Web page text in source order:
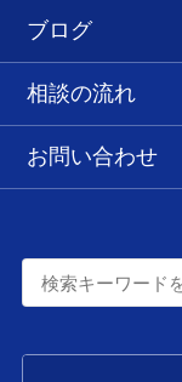
ブログ
相談の流れ
お問い合わせ